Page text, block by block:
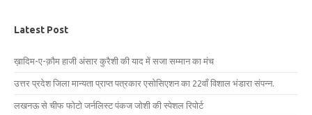
Latest Post
ख़ादिम-ए-क़ौम हाजी अंसार कुरैशी की याद में सजा सम्मान का मंच
उत्तर प्रदेश जिला मान्यता प्राप्त पत्रकार एसोसिएशन का 22वाँ विशाल भंडारा संपन्न.
लखनऊ से चीफ फोटो जर्नलिस्ट पंकज जोशी की स्पेशल रिपोर्ट